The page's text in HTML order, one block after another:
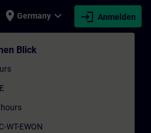
place Germany expand_more login Anmelden
Blick
hours
WT-EWON